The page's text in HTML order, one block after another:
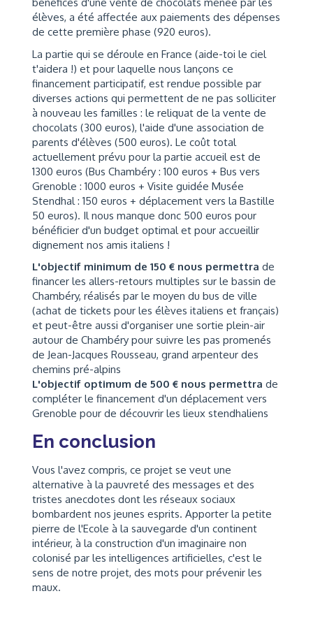
élèves, a été affectée aux paiements des dépenses
de cette première phase (920 euros).
La partie qui se déroule en France (aide-toi le ciel
t'aidera !) et pour laquelle nous lançons ce
financement participatif, est rendue possible par
diverses actions qui permettent de ne pas solliciter
à nouveau les familles : le reliquat de la vente de
chocolats (300 euros), l'aide d'une association de
parents d'élèves (500 euros). Le coût total
actuellement prévu pour la partie accueil est de
1300 euros (Bus Chambéry : 100 euros + Bus vers
Grenoble : 1000 euros + Visite guidée Musée
Stendhal : 150 euros + déplacement vers la Bastille
50 euros). Il nous manque donc 500 euros pour
bénéficier d'un budget optimal et pour accueillir
dignement nos amis italiens !
L'objectif minimum de 150 € nous permettra de
financer les allers-retours multiples sur le bassin de
Chambéry, réalisés par le moyen du bus de ville
(achat de tickets pour les élèves italiens et français)
et peut-être aussi d'organiser une sortie plein-air
autour de Chambéry pour suivre les pas promenés
de Jean-Jacques Rousseau, grand arpenteur des
chemins pré-alpins
L'objectif optimum de 500 € nous permettra de
compléter le financement d'un déplacement vers
Grenoble pour de découvrir les lieux stendhaliens
En conclusion
Vous l'avez compris, ce projet se veut une
alternative à la pauvreté des messages et des
tristes anecdotes dont les réseaux sociaux
bombardent nos jeunes esprits. Apporter la petite
pierre de l'Ecole à la sauvegarde d'un continent
intérieur, à la construction d'un imaginaire non
colonisé par les intelligences artificielles, c'est le
sens de notre projet, des mots pour prévenir les
maux.